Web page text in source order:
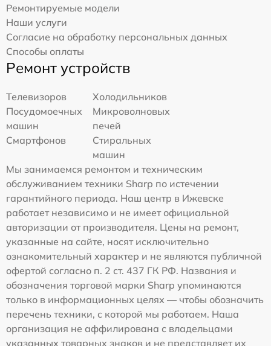
Ремонтируемые модели
Наши услуги
Согласие на обработку персональных данных
Способы оплаты
Ремонт устройств
Телевизоров
Холодильников
Посудомоечных
машин
Микроволновых
печей
Смартфонов
Стиральных
машин
Мы занимаемся ремонтом и техническим
обслуживанием техники Sharp по истечении
гарантийного периода. Наш центр в Ижевске
работает независимо и не имеет официальной
авторизации от производителя. Цены на ремонт,
указанные на сайте, носят исключительно
ознакомительный характер и не являются публичной
офертой согласно п. 2 ст. 437 ГК РФ. Названия и
обозначения торговой марки Sharp упоминаются
только в информационных целях — чтобы обозначить
перечень техники, с которой мы работаем. Наша
организация не аффилирована с владельцами
указанных товарных знаков и не представляет их